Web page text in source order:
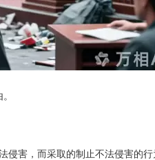
害，而采取的制止不法侵害的